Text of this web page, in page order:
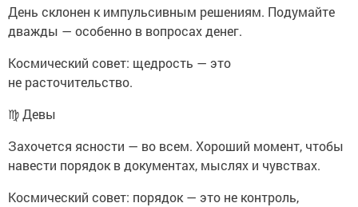
День склонен к импульсивным решениям. Подумайте
дважды — особенно в вопросах денег.
Космический совет: щедрость — это
не расточительство.
♍ Девы
Захочется ясности — во всем. Хороший момент, чтобы
навести порядок в документах, мыслях и чувствах.
Космический совет: порядок — это не контроль,